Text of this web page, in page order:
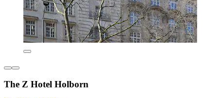
The Z Hotel Holborn